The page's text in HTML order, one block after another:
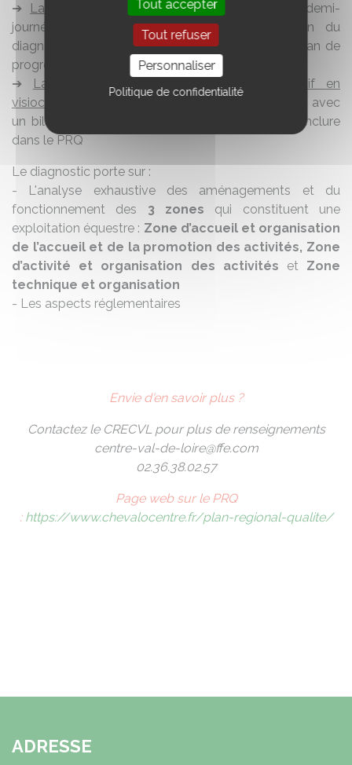
➔ La réalisation d’un module individuel
: une demi-
journée d'accompagnement pour la réalisation du
diagnostic de l’entreprise et mise en place d’un plan de
progrès
➔
La réalisation d’un dernier module collectif en
visioconférence
: une demi-journée de formation avec
un bilan collectif et la recherche des actions à inclure
dans le PRQ
Le diagnostic porte sur :
- L'analyse exhaustive des aménagements et du
fonctionnement des 3 zones qui constituent une
exploitation équestre : Zone d’accueil et organisation
de l’accueil et de la promotion des activités, Zone
d’activité et organisation des activités et Zone
technique et organisation
- Les aspects réglementaires
Envie d'en savoir plus ?
Contactez le CRECVL pour plus de renseignements
centre-val-de-loire@ffe.com
02.36.38.02.57
Page web sur le PRQ
: https://www.chevalocentre.fr/plan-regional-qualite/
ADRESSE
Tout accepter
Tout refuser
Personnaliser
Politique de confidentialité